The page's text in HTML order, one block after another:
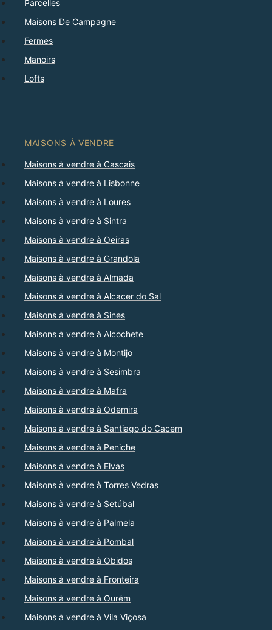
Parcelles
Maisons De Campagne
Fermes
Manoirs
Lofts
MAISONS À VENDRE
Maisons à vendre à Cascais
Maisons à vendre à Lisbonne
Maisons à vendre à Loures
Maisons à vendre à Sintra
Maisons à vendre à Oeiras
Maisons à vendre à Grandola
Maisons à vendre à Almada
Maisons à vendre à Alcacer do Sal
Maisons à vendre à Sines
Maisons à vendre à Alcochete
Maisons à vendre à Montijo
Maisons à vendre à Sesimbra
Maisons à vendre à Mafra
Maisons à vendre à Odemira
Maisons à vendre à Santiago do Cacem
Maisons à vendre à Peniche
Maisons à vendre à Elvas
Maisons à vendre à Torres Vedras
Maisons à vendre à Setúbal
Maisons à vendre à Palmela
Maisons à vendre à Pombal
Maisons à vendre à Obidos
Maisons à vendre à Fronteira
Maisons à vendre à Ourém
Maisons à vendre à Vila Viçosa